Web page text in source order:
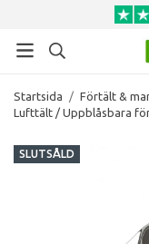
Startsida / Förtält &
Lufttält / Uppblåsbara
SLUTSÅLD